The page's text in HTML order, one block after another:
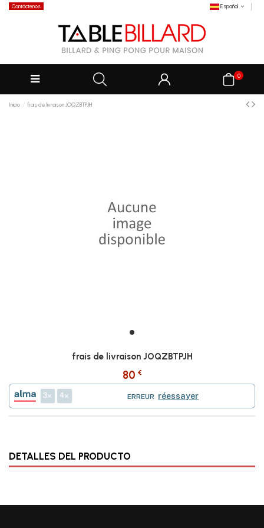
Contáctenos Español
0
Inicio frais de livraison JOQZBTPJH
frais de livraison JOQZBTPJH
80 €
3 4 ERREUR réessayer
DETALLES DEL PRODUCTO